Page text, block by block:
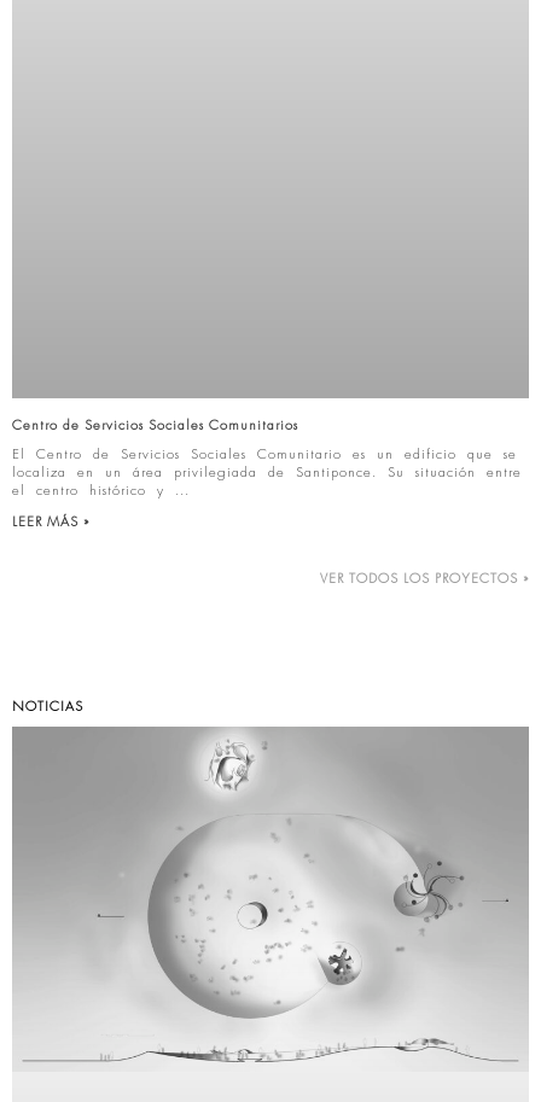
Centro de Servicios Sociales Comunitarios
El Centro de Servicios Sociales Comunitario es un edificio que se
localiza en un área privilegiada de Santiponce. Su situación entre
el centro histórico y
LEER MÁS »
VER TODOS LOS PROYECTOS »
NOTICIAS